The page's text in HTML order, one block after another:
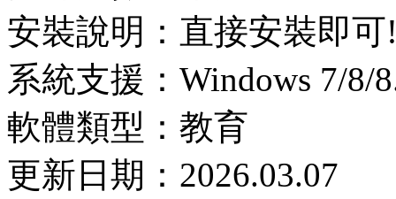
安裝說明：直接安裝即可
系統支援：Windows 7/8/
軟體類型：教育
更新日期：2026.03.07